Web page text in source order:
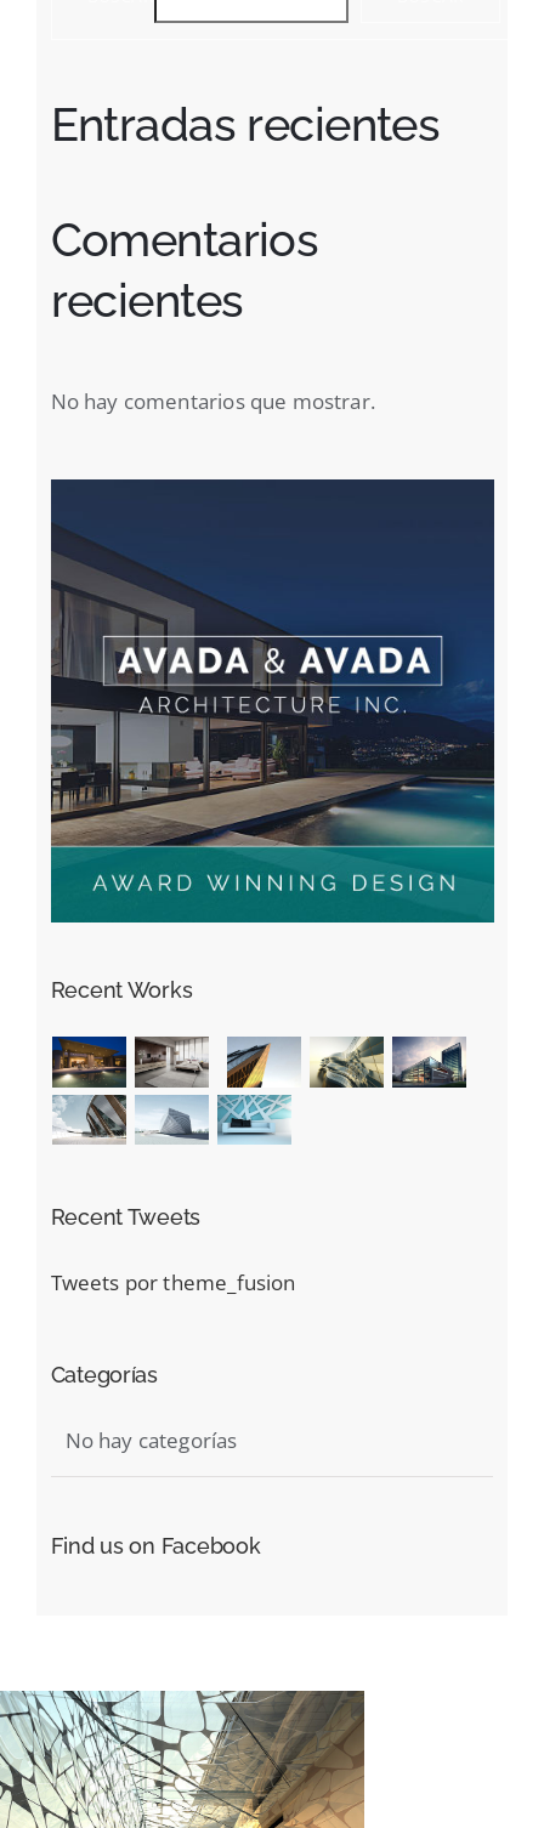
Entradas recientes
Comentarios
recientes
No hay comentarios que mostrar.
Recent Works
Recent Tweets
Tweets por theme_fusion
Categorías
No hay categorías
Find us on Facebook